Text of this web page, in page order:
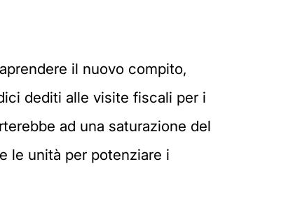
il nuovo compito,
dediti alle visite fiscali per i
ad una saturazione del
le unità per potenziare i